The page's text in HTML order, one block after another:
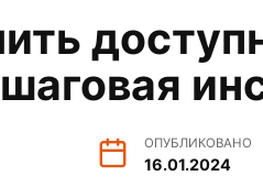
ОПУБЛИКОВАНО
16.01.2024